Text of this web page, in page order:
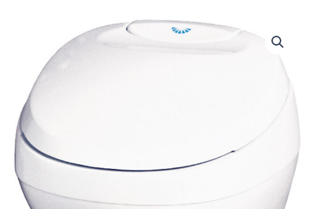
Einbautoilette
weiß
hohe
Ausführung
Menge